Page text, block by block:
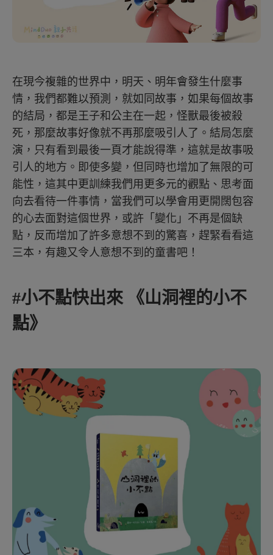
在現今複雜的世界中，明天、明年會發生什麼事
情，我們都難以預測，就如同故事，如果每個故事
的結局，都是王子和公主在一起，怪獸最後被殺
死，那麼故事好像就不再那麼吸引人了。結局怎麼
演，只有看到最後一頁才能說得準，這就是故事吸
引人的地方。即使多變，但同時也增加了無限的可
能性，這其中更訓練我們用更多元的觀點、思考面
向去看待一件事情，當我們可以學會用更開闊包容
的心去面對這個世界，或許「變化」不再是個缺
點，反而增加了許多意想不到的驚喜，趕緊看看這
三本，有趣又令人意想不到的童書吧！
#小不點快出來 《山洞裡的小不
點》